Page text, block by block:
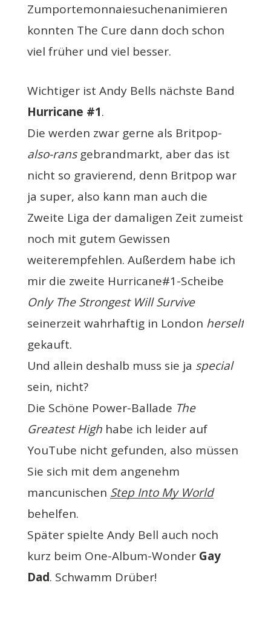
Zumportemonnaiesuchenanimieren
konnten The Cure dann doch schon
viel früher und viel besser.
Wichtiger ist Andy Bells nächste Band
Hurricane #1.
Die werden zwar gerne als Britpop-
also-ransgebrandmarkt, aber das ist
nicht so gravierend, denn Britpop war
ja super, also kann man auch die
Zweite Liga der damaligen Zeit zumeist
noch mit gutem Gewissen
weiterempfehlen. Außerdem habe ich
mir die zweite Hurricane#1-Scheibe
Only The Strongest Will Survive
seinerzeit wahrhaftig in London herself
gekauft.
Und allein deshalb muss sie ja special
sein, nicht?
Die Schöne Power-Ballade The
Greatest Highhabe ich leider auf
YouTube nicht gefunden, also müssen
Sie sich mit dem angenehm
mancunischen Step Into My World
behelfen.
Später spielte Andy Bell auch noch
kurz beim One-Album-Wonder Gay
Dad. Schwamm Drüber!